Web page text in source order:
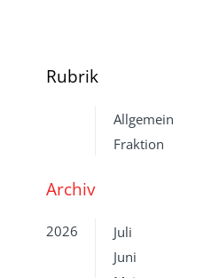
Rubrik
Allgemein
Fraktion
Archiv
2026
Juli
Juni